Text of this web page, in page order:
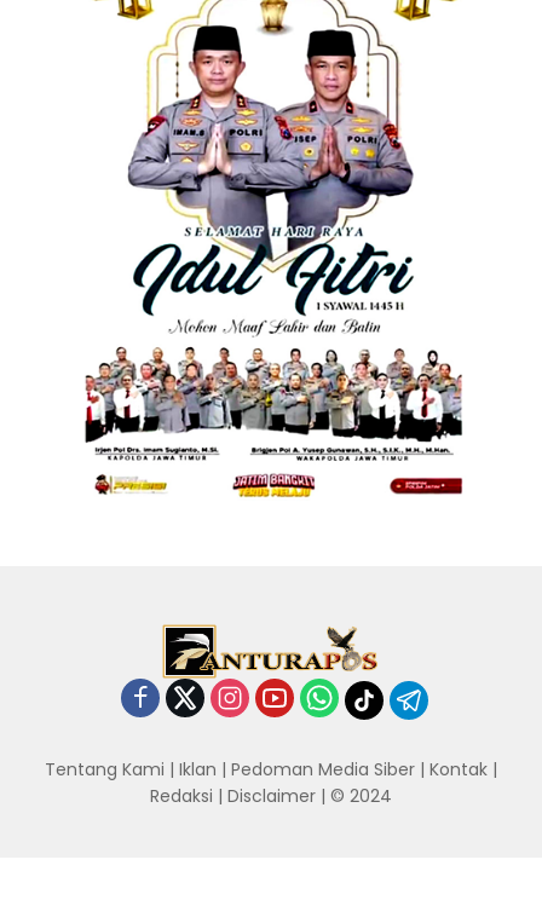
Tentang Kami | Iklan | Pedoman Media Siber | Kontak |
Redaksi | Disclaimer | © 2024